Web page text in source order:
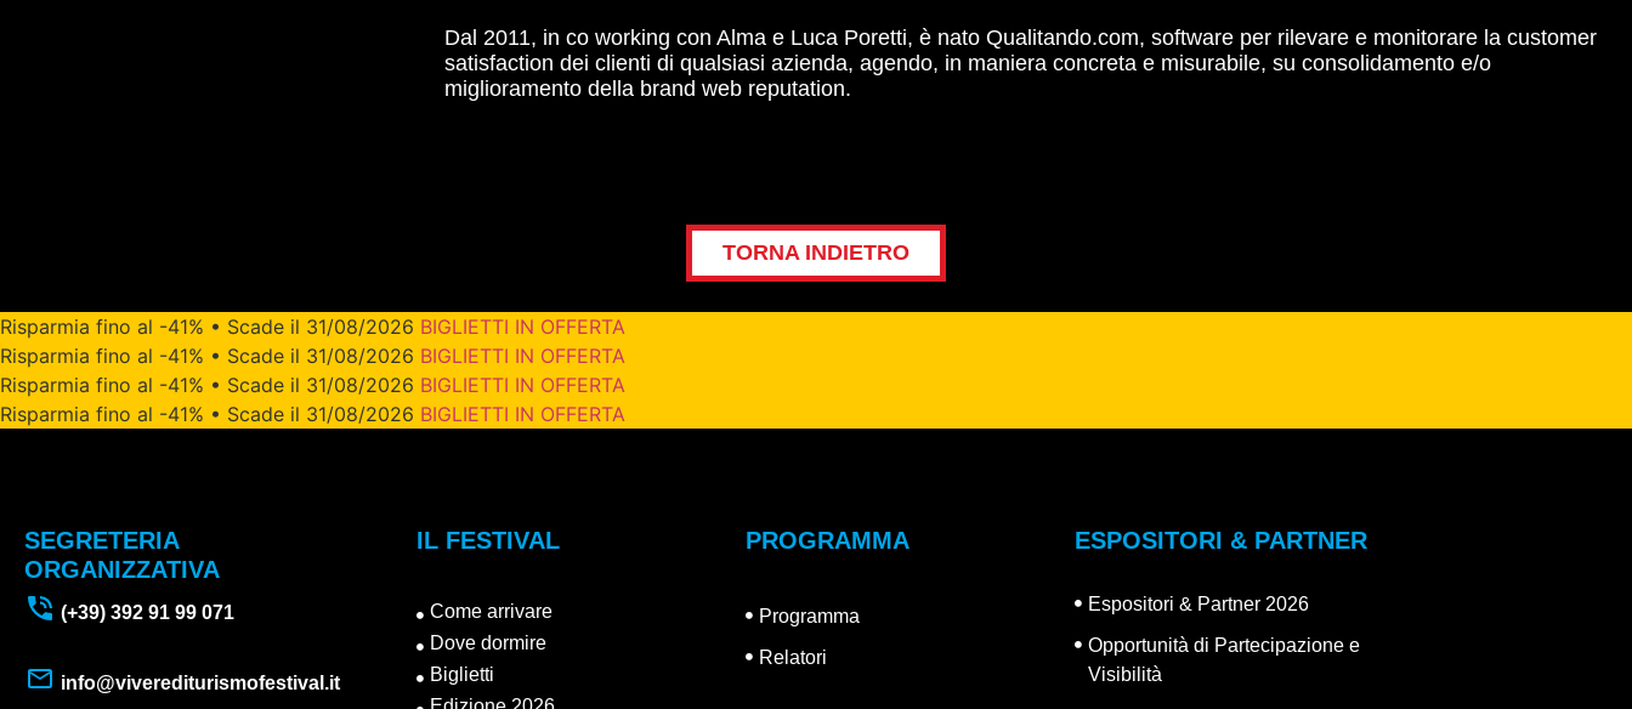
Dal 2011, in co working con Alma e Luca Poretti, è nato Qualitando.com, software per rilevare e monitorare la customer
satisfaction dei clienti di qualsiasi azienda, agendo, in maniera concreta e misurabile, su consolidamento e/o
miglioramento della brand web reputation.
TORNA INDIETRO
Risparmia fino al -41% • Scade il 31/08/2026 BIGLIETTI IN OFFERTA
Risparmia fino al -41% • Scade il 31/08/2026 BIGLIETTI IN OFFERTA
Risparmia fino al -41% • Scade il 31/08/2026 BIGLIETTI IN OFFERTA
Risparmia fino al -41% • Scade il 31/08/2026 BIGLIETTI IN OFFERTA
SEGRETERIA
ORGANIZZATIVA
(+39) 392 91 99 071
info@viverediturismofestival.it
IL FESTIVAL
Come arrivare
Dove dormire
Biglietti
PROGRAMMA
Programma
Relatori
ESPOSITORI & PARTNER
Espositori & Partner 2026
Opportunità di Partecipazione e
Visibilità